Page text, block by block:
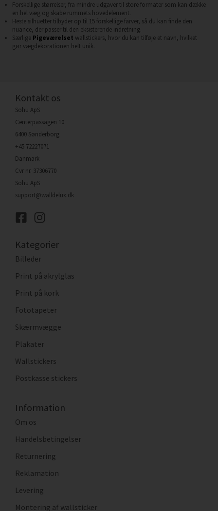
Forskellige størrelser, fra mindre udgaver til store formater som kan dække
en hel væg og skabe rummets hovedelement.
Heste silhuetter tilbyder op til 15 forskellige farver, så du kan finde den
nuance, der passer til den eksisterende indretning.
Særlige Pigeværelset wallstickers, hvor du kan tilføje et navn, hvilket
gør vægdekorationen helt unik.
Kontakt os
Sohu ApS
Centerpassagen 10
6400 Sønderborg
+45 72227071
Danmark
Cvr nr. 37306770
Sohu ApS
support@walldelux.dk
Kategorier
Billeder
Print på akrylglas
Print på kork
Fototapeter
Skærmvægge
Plakater
Wallstickers
Postkasse stickers
Information
Om os
Handelsbetingelser
Returnering
Reklamation
Levering
Montering af wallsticker